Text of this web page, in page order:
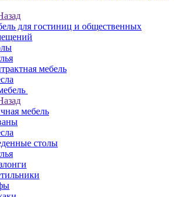
для гостиниц и общественных
мебель
мебель
столы